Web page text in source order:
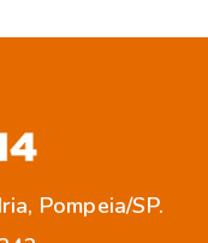
Pompeia/SP.